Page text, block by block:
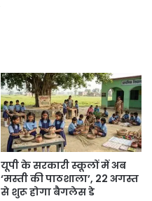
यूपी के सरकारी स्कूलों में अब
‘मस्ती की पाठशाला’, 22 अगस्त
से शुरू होगा बैगलेस डे